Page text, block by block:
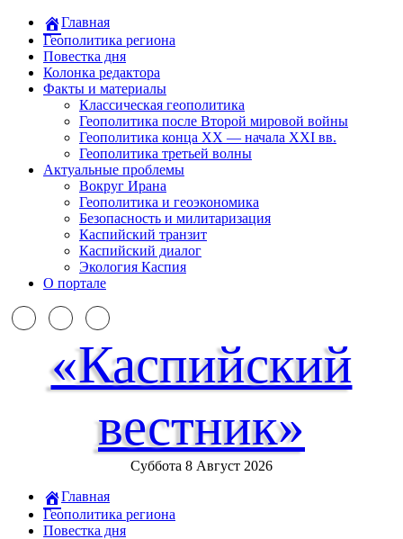
Главная
Геополитика региона
Повестка дня
Колонка редактора
Факты и материалы
Классическая геополитика
Геополитика после Второй мировой войны
Геополитика конца XX — начала XXI вв.
Геополитика третьей волны
Актуальные проблемы
Вокруг Ирана
Геополитика и геоэкономика
Безопасность и милитаризация
Каспийский транзит
Каспийский диалог
Экология Каспия
О портале
«Каспийский
вестник»
Суббота 8 Август 2026
Главная
Геополитика региона
Повестка дня